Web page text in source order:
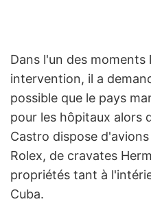
Dans l'un des
intervention, il a
possible que le pays
pour les hôpitaux alors
Castro dispose
Rolex, de cravates
propriétés tant à
Cuba.